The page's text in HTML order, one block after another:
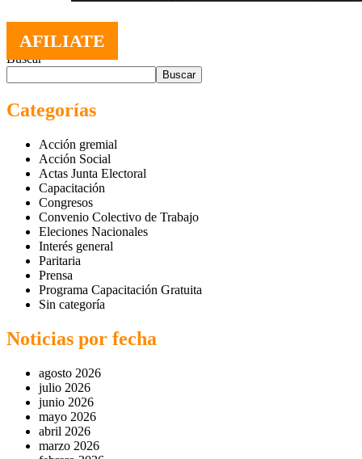
AFILIATE
Buscar
Buscar
Categorías
Acción gremial
Acción Social
Actas Junta Electoral
Capacitación
Congresos
Convenio Colectivo de Trabajo
Eleciones Nacionales
Interés general
Paritaria
Prensa
Programa Capacitación Gratuita
Sin categoría
Noticias por fecha
agosto 2026
julio 2026
junio 2026
mayo 2026
abril 2026
marzo 2026